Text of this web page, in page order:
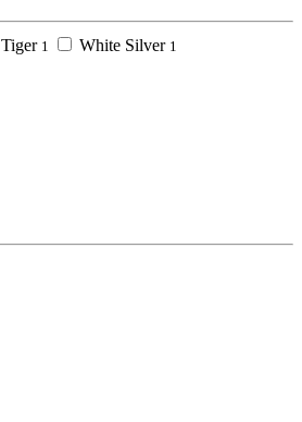
Tiger 1 White Silver 1